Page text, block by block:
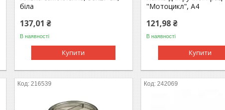
біла
137,01 ₴
В наявності
Купити
"Мотоцикл", А4
121,98 ₴
В наявності
Купити
216539 242069